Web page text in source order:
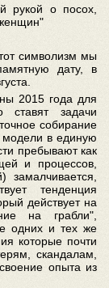
рукой о посох,
символизм мы
дату, в
2015 года для
ставят задачи
собирание
модели в единую
пребывают как
и процессов,
замалчивается,
тенденция
действует на
на грабли",
одних и тех же
которые почти
скандалам,
опыта из